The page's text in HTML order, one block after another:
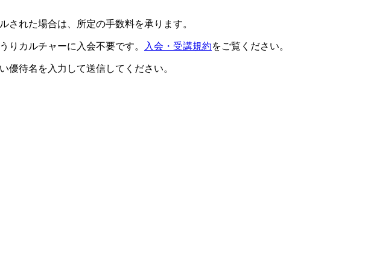
れた場合は、所定の手数料を承ります。
カルチャーに入会不要です。 入会・受講規約をご覧ください。
待名を入力して送信してください。